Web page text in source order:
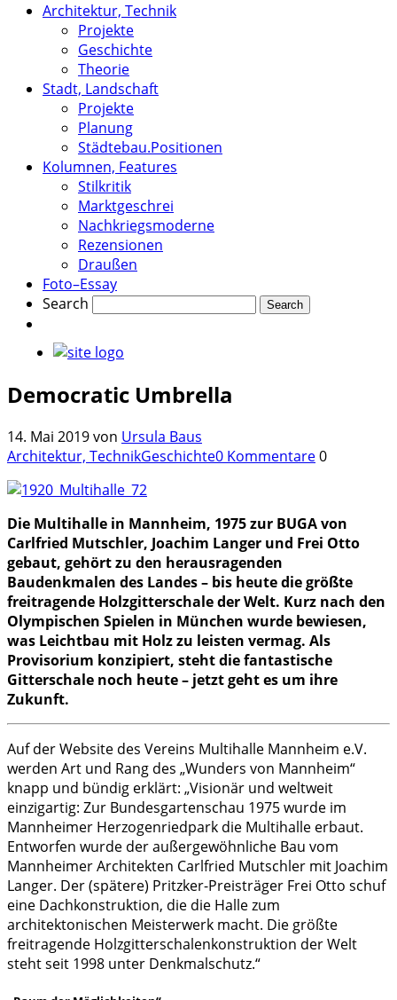
Architektur, Technik
Projekte
Geschichte
Theorie
Stadt, Landschaft
Projekte
Planung
Städtebau.Positionen
Kolumnen, Features
Stilkritik
Marktgeschrei
Nachkriegsmoderne
Rezensionen
Draußen
Foto–Essay
Search
Democratic Umbrella
14. Mai 2019von Ursula Baus
Architektur, TechnikGeschichte0 Kommentare0
Die Multihalle in Mannheim, 1975 zur BUGA von
Carlfried Mutschler, Joachim Langer und Frei Otto
gebaut, gehört zu den herausragenden
Baudenkmalen des Landes – bis heute die größte
freitragende Holzgitterschale der Welt. Kurz nach den
Olympischen Spielen in München wurde bewiesen,
was Leichtbau mit Holz zu leisten vermag. Als
Provisorium konzipiert, steht die fantastische
Gitterschale noch heute – jetzt geht es um ihre
Zukunft.
Auf der Website des Vereins Multihalle Mannheim e.V.
werden Art und Rang des „Wunders von Mannheim“
knapp und bündig erklärt: „Visionär und weltweit
einzigartig: Zur Bundesgartenschau 1975 wurde im
Mannheimer Herzogenriedpark die Multihalle erbaut.
Entworfen wurde der außergewöhnliche Bau vom
Mannheimer Architekten Carlfried Mutschler mit Joachim
Langer. Der (spätere) Pritzker-Preisträger Frei Otto schuf
eine Dachkonstruktion, die die Halle zum
architektonischen Meisterwerk macht. Die größte
freitragende Holzgitterschalenkonstruktion der Welt
steht seit 1998 unter Denkmalschutz.“